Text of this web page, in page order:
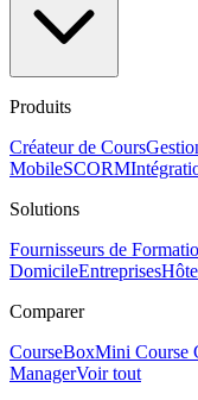
Produits
Créateur de Cours
MobileSCORM
Solutions
Fournisseurs de
DomicileEntreprises
Comparer
CourseBoxMini Course
ManagerVoir tout